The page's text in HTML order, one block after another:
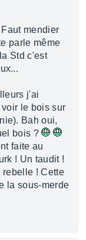
mendier
parle même
Std c'est
j'ai
le bois sur
Bah oui,
bois ?
faite au
! Un taudit !
rebelle ! Cette
la sous-merde